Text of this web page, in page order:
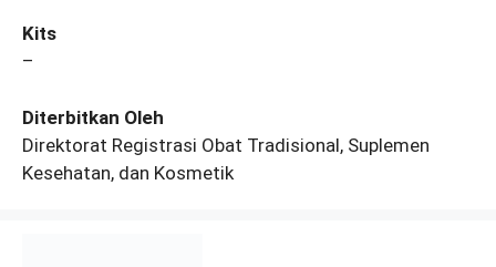
Kits
–
Diterbitkan Oleh
Direktorat Registrasi Obat Tradisional, Suplemen
Kesehatan, dan Kosmetik